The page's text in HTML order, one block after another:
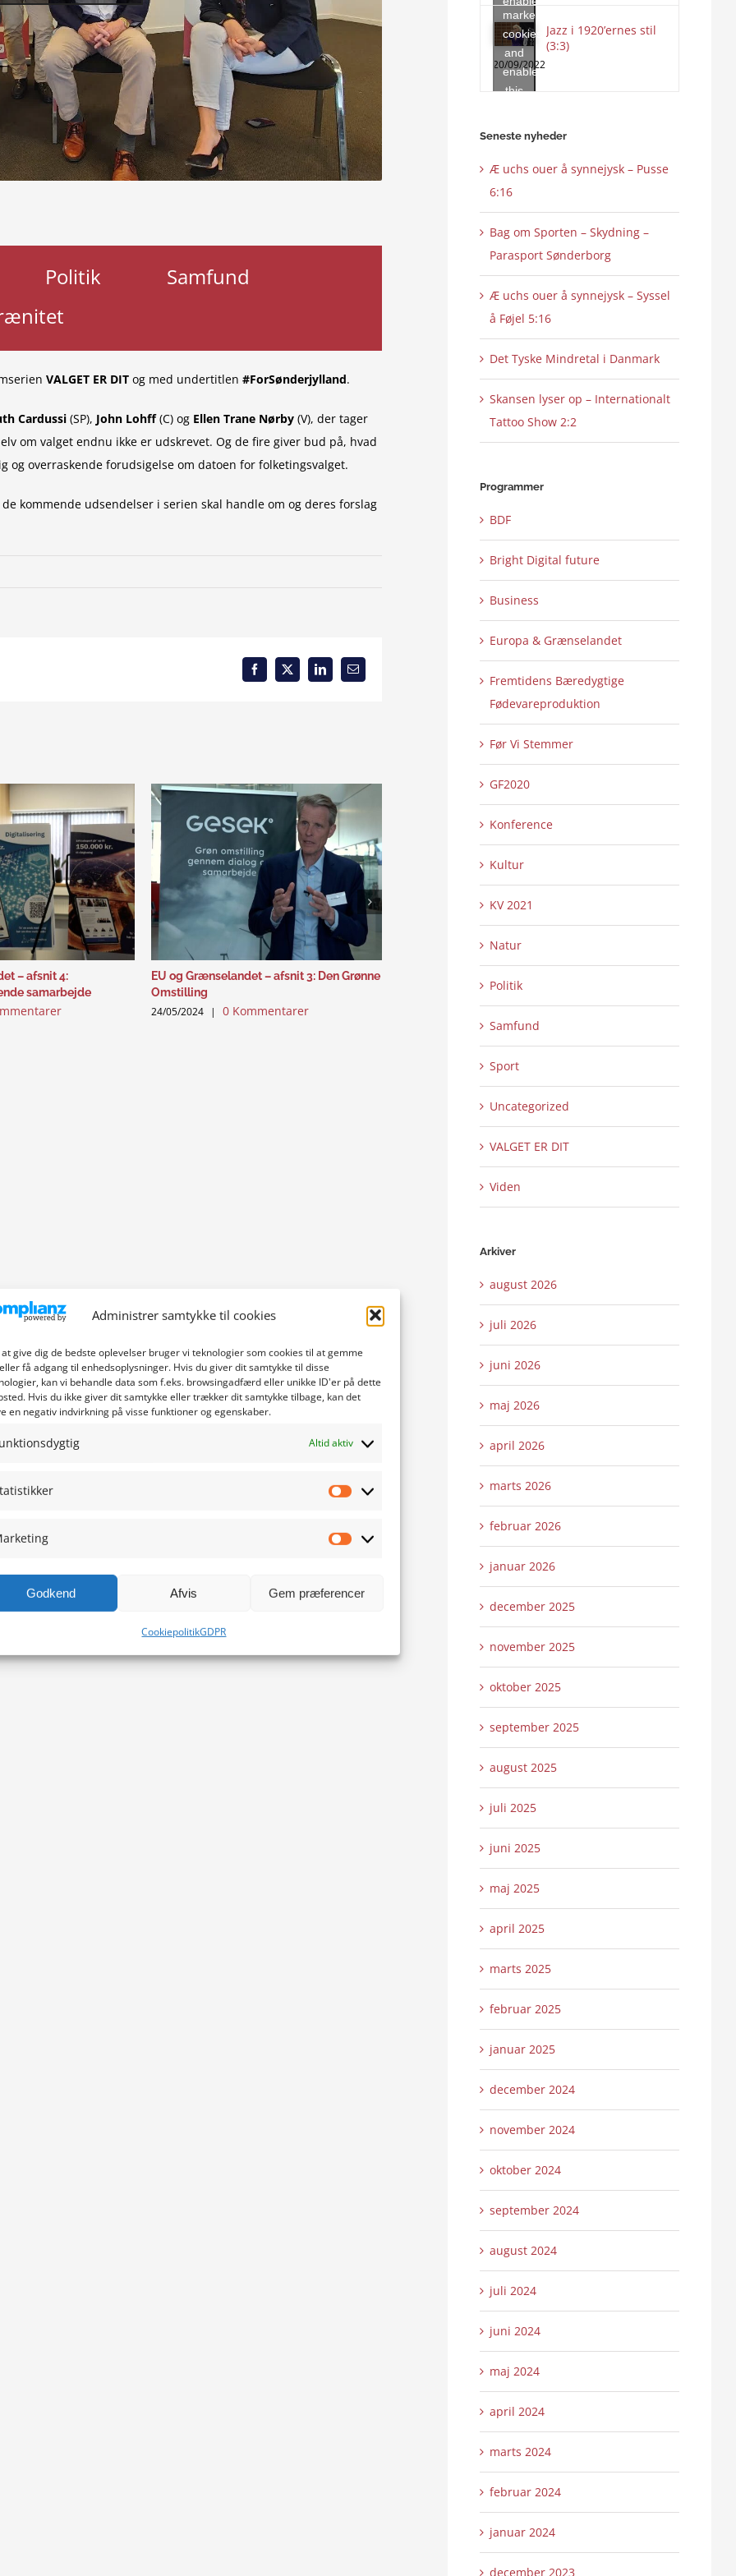
Administrer samtykke til cookies
at give dig de bedste oplevelser bruger vi teknologier som cookies til at gemme
få adgang til enhedsoplysninger. Hvis du giver dit samtykke til disse
kan vi behandle data som f.eks. browsingadfærd eller unikke ID'er på dette
Hvis du ikke giver dit samtykke eller trækker dit samtykke tilbage, kan det
en negativ indvirkning på visse funktioner og egenskaber.
Altid aktiv
Godkend Afvis Gem præferencer
CookiepolitikGDPR
Politik
Samfund
VALGET ER DIT og med undertitlen #ForSønderjylland.
Cardussi (SP), John Lohff(C) og Ellen Trane Nørby (V), der tager
om valget endnu ikke er udskrevet. Og de fire giver bud på, hvad
overraskende forudsigelse om datoen for folketingsvalget.
kommende udsendelser i serien skal handle om og deres forslag
Facebook
X LinkedInEmail
– afsnit 4:
samarbejde
EU og Grænselandet – afsnit 3: Den Grønne
Omstilling
24/05/2024 | 0 Kommentarer 0 Kommentarer
this
content
marketing
cookies
and
enable
this
Jazz i 1920’ernes stil
(3:3)
20/09/2022
Seneste nyheder
Æ uchs ouer å synnejysk – Pusse
6:16
Bag om Sporten – Skydning –
Parasport Sønderborg
Æ uchs ouer å synnejysk – Syssel
å Føjel 5:16
Det Tyske Mindretal i Danmark
Skansen lyser op – Internationalt
Tattoo Show 2:2
Programmer
BDF
Bright Digital future
Business
Europa & Grænselandet
Fremtidens Bæredygtige
Fødevareproduktion
Før Vi Stemmer
GF2020
Konference
Kultur
KV 2021
Natur
Politik
Samfund
Sport
Uncategorized
VALGET ER DIT
Viden
Arkiver
august 2026
juli 2026
juni 2026
maj 2026
april 2026
marts 2026
februar 2026
januar 2026
december 2025
november 2025
oktober 2025
september 2025
august 2025
juli 2025
juni 2025
maj 2025
april 2025
marts 2025
februar 2025
januar 2025
december 2024
november 2024
oktober 2024
september 2024
august 2024
juli 2024
juni 2024
maj 2024
april 2024
marts 2024
februar 2024
januar 2024
december 2023